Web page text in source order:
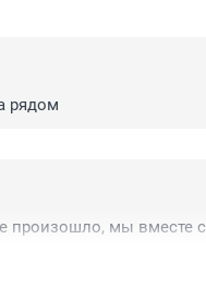
рядом
мы вместе